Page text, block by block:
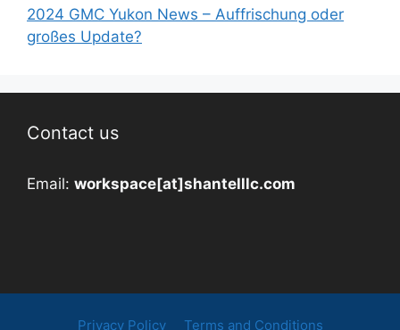
2024 GMC Yukon News – Auffrischung oder
großes Update?
Contact us
Email: workspace[at]shantelllc.com
Privacy Policy Terms and Conditions